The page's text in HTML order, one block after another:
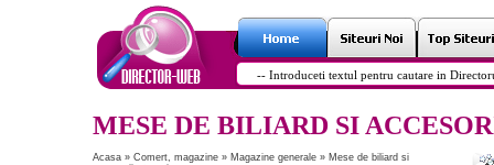
MESE DE BILIARD SI
Acasa » Comert, magazine » Magazine generale » Mese de biliard si